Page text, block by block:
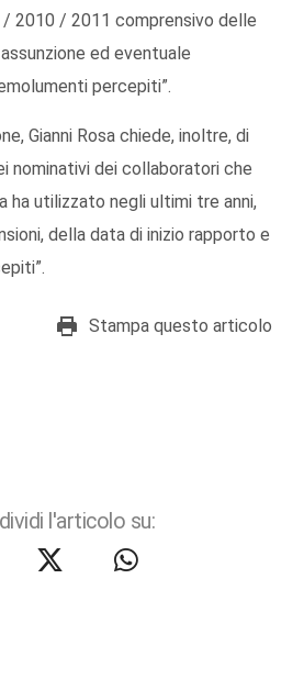
2010 / 2011 comprensivo delle
ed eventuale
percepiti”.
Gianni Rosa chiede, inoltre, di
nominativi dei collaboratori che
ha utilizzato negli ultimi tre anni,
della data di inizio rapporto e
Stampa questo articolo
l'articolo su: